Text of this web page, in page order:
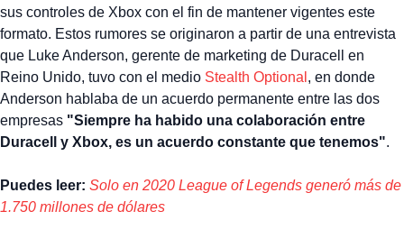
sus controles de Xbox con el fin de mantener vigentes este
formato. Estos rumores se originaron a partir de una entrevista
que Luke Anderson, gerente de marketing de Duracell en
Reino Unido, tuvo con el medio Stealth Optional , en donde
Anderson hablaba de un acuerdo permanente entre las dos
empresas "Siempre ha habido una colaboración entre
Duracell y Xbox, es un acuerdo constante que tenemos".
Puedes leer: Solo en 2020 League of Legends generó más de
1.750 millones de dólares